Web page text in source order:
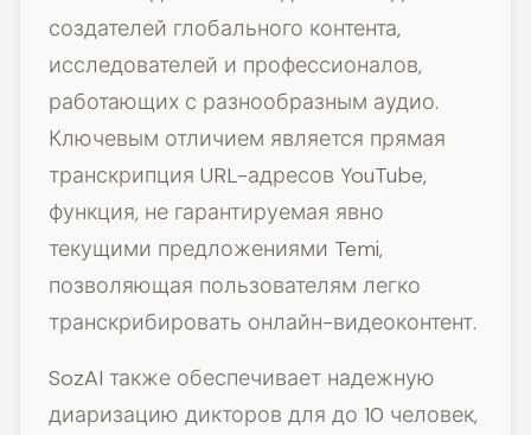
создателей глобального контента,
исследователей и профессионалов,
работающих с разнообразным аудио.
Ключевым отличием является прямая
транскрипция URL-адресов YouTube,
функция, не гарантируемая явно
текущими предложениями Temi,
позволяющая пользователям легко
транскрибировать онлайн-видеоконтент.
SozAI также обеспечивает надежную
диаризацию дикторов для до 10 человек,